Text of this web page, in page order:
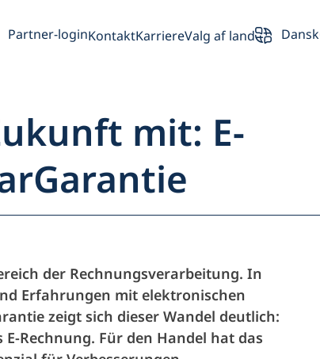
Partner-loginKontaktKarriereValg af land Dansk
mit: E-
der Rechnungsverarbeitung. In
Erfahrungen mit elektronischen
zeigt sich dieser Wandel deutlich:
Rechnung. Für den Handel hat das